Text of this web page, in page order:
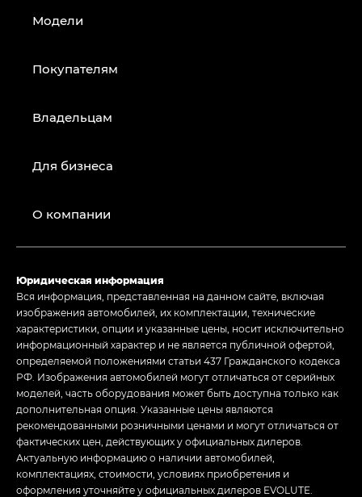
Модели
Покупателям
Владельцам
Для бизнеса
О компании
Юридическая информация
Вся информация, представленная на данном сайте, включая
изображения автомобилей, их комплектации, технические
характеристики, опции и указанные цены, носит исключительно
информационный характер и не является публичной офертой,
определяемой положениями статьи 437 Гражданского кодекса
РФ. Изображения автомобилей могут отличаться от серийных
моделей, часть оборудования может быть доступна только как
дополнительная опция. Указанные цены являются
рекомендованными розничными ценами и могут отличаться от
фактических цен, действующих у официальных дилеров.
Актуальную информацию о наличии автомобилей,
комплектациях, стоимости, условиях приобретения и
оформления уточняйте у официальных дилеров EVOLUTE.